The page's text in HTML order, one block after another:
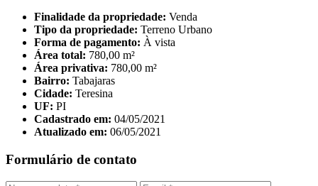
Finalidade da propriedade: Venda
Tipo da propriedade: Terreno Urbano
Forma de pagamento: À vista
Área total: 780,00 m²
Área privativa: 780,00 m²
Bairro: Tabajaras
Cidade: Teresina
UF: PI
Cadastrado em: 04/05/2021
Atualizado em: 06/05/2021
Formulário de contato